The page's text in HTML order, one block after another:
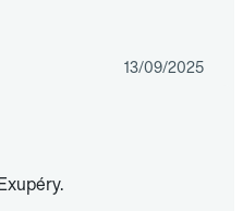
13/09/2025